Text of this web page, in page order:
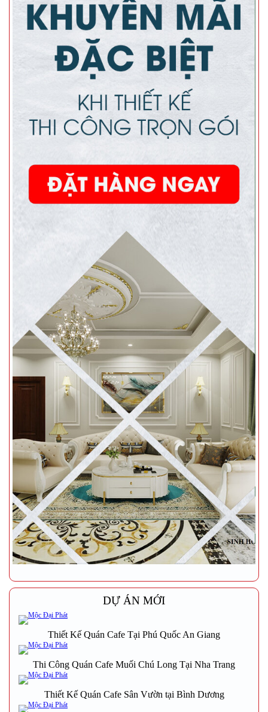
DỰ ÁN MỚI
Thiết Kế Quán Cafe Tại Phú Quốc An Giang
Thi Công Quán Cafe Muối Chú Long Tại Nha Trang
Thiết Kế Quán Cafe Sân Vườn tại Bình Dương